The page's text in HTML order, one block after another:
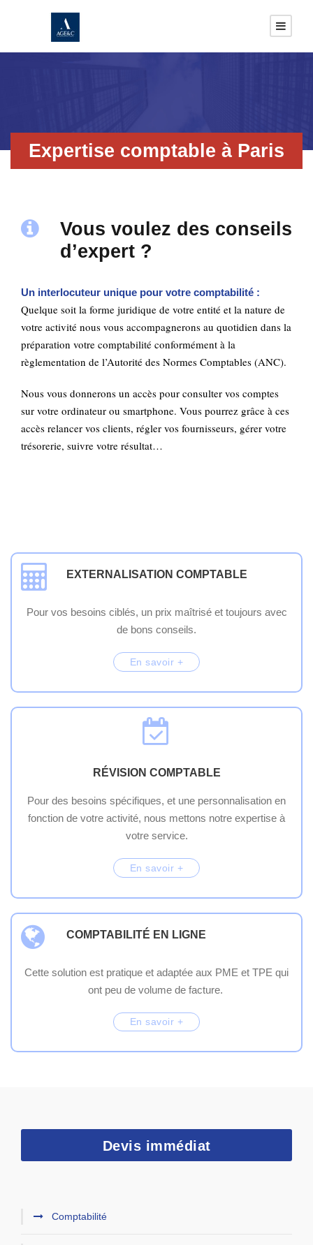
Expertise comptable à Paris
Vous voulez des conseils
d’expert ?
Un interlocuteur unique pour votre comptabilité :
Quelque soit la forme juridique de votre entité et la nature de
votre activité nous vous accompagnerons au quotidien dans la
préparation votre comptabilité conformément à la
règlementation de l’Autorité des Normes Comptables (ANC).
Nous vous donnerons un accès pour consulter vos comptes
sur votre ordinateur ou smartphone. Vous pourrez grâce à ces
accès relancer vos clients, régler vos fournisseurs, gérer votre
trésorerie, suivre votre résultat…
EXTERNALISATION COMPTABLE
Pour vos besoins ciblés, un prix maîtrisé et toujours avec
de bons conseils.
En savoir +
RÉVISION COMPTABLE
Pour des besoins spécifiques, et une personnalisation en
fonction de votre activité, nous mettons notre expertise à
votre service.
En savoir +
COMPTABILITÉ EN LIGNE
Cette solution est pratique et adaptée aux PME et TPE qui
ont peu de volume de facture.
En savoir +
Devis immédiat
Comptabilité